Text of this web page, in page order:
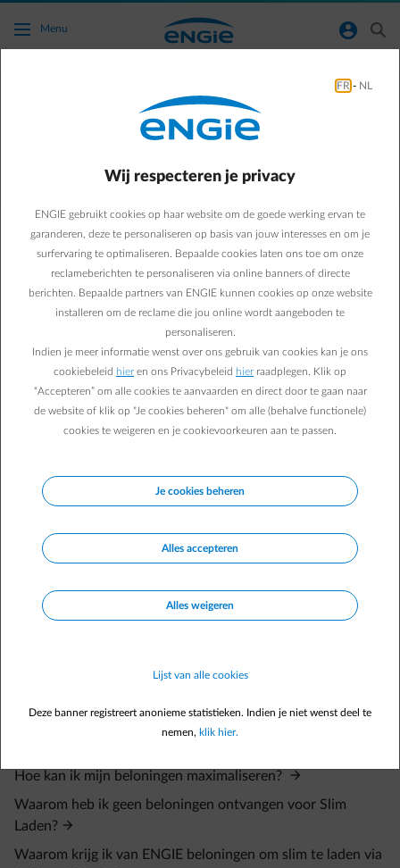
Ga naar de hoofdinhoud
Menu normal-account-circle search
Wat gebeurt er met mijn beloningen als ik
beslis om ENGIE te verlaten?
arrow-left Terug naar contactpagina
We vinden het jammer dat je weggaat! Maar als je toch besluit om
ons te verlaten, zorg er dan voor dat je je uitbetaling aanvraagt
terwijl je contract nog loopt. Heb je minder dan 5€ en ben je van
plan om ons te verlaten? Vraag je uitbetaling dan aan via onze
support.
een andere leverancier, heb je geen toegang meer tot de Smart App
en kunnen we je openstaande beloningen niet meer uitbetalen.
Hoe werken de beloningen met de Smart App van ENGIE?
Wanneer krijg ik beloningen door slim te laden via de Smart
App van ENGIE?
geen beloningen op in de app. Hoe komt dit?
beloningen bekijken?
Hoe kan ik mijn beloningen maximaliseren?
Waarom heb ik geen beloningen ontvangen voor Slim
Laden?
Waarom krijg ik van ENGIE beloningen om slim te laden via
FR - NL
Wij respecteren je privacy
ENGIE gebruikt cookies op haar website om de goede werking ervan te
garanderen, deze te personaliseren op basis van jouw interesses en om je
surfervaring te optimaliseren. Bepaalde cookies laten ons toe om onze
reclameberichten te personaliseren via online banners of directe
berichten. Bepaalde partners van ENGIE kunnen cookies op onze website
installeren om de reclame die jou online wordt aangeboden te
personaliseren.
Indien je meer informatie wenst over ons gebruik van cookies kan je ons
cookiebeleid hier en ons Privacybeleid hier raadplegen. Klik op
“Accepteren” om alle cookies te aanvaarden en direct door te gaan naar
de website of klik op "Je cookies beheren" om alle (behalve functionele)
cookies te weigeren en je cookievoorkeuren aan te passen.
Je cookies beheren
Alles accepteren
Alles weigeren
Lijst van alle cookies
Deze banner registreert anonieme statistieken. Indien je niet wenst deel te
nemen, klik hier.